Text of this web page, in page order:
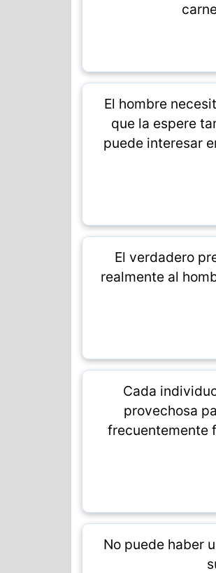
El hombre
que la espere
puede interesar
El verdadero
realmente al
Cada
provechosa
frecuentemente
No puede haber